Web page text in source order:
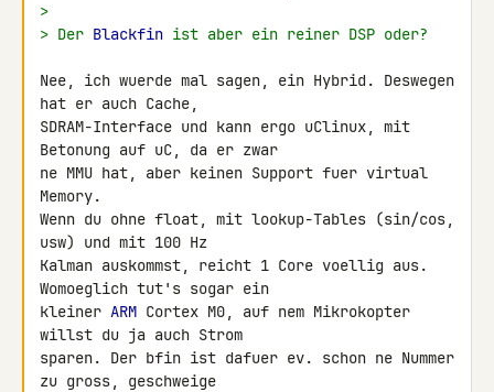
>
> Der Blackfin ist aber ein reiner DSP oder?
Nee, ich wuerde mal sagen, ein Hybrid. Deswegen
hat er auch Cache,
SDRAM-Interface und kann ergo uClinux, mit
Betonung auf uC, da er zwar
ne MMU hat, aber keinen Support fuer virtual
Memory.
Wenn du ohne float, mit lookup-Tables (sin/cos,
usw) und mit 100 Hz
Kalman auskommst, reicht 1 Core voellig aus.
Womoeglich tut's sogar ein
kleiner ARM Cortex M0, auf nem Mikrokopter
willst du ja auch Strom
sparen. Der bfin ist dafuer ev. schon ne Nummer
zu gross, geschweige